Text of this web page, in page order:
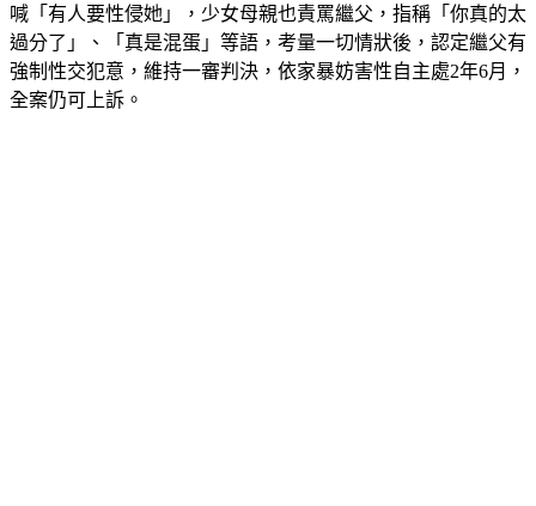
過分了」、「真是混蛋」等語，考量一切情狀後，認定繼父有
強制性交犯意，維持一審判決，依家暴妨害性自主處2年6月，
全案仍可上訴。